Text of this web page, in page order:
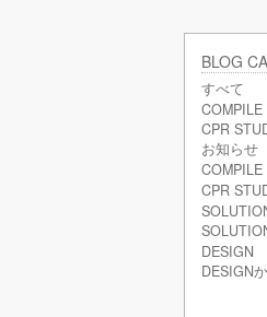
BLOG
すべて
CPR
お知らせ
CPR
DESIGN
DESIGN